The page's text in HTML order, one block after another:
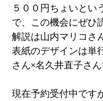
５００円ちょいとい
で、この機会にぜひ
解説は山内マリコさ
表紙のデザインは単
さん×名久井直子さん
現在予約受付中です